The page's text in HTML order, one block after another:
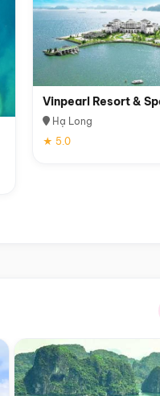
Vinpearl Resort &
Hạ Long
★ 5.0